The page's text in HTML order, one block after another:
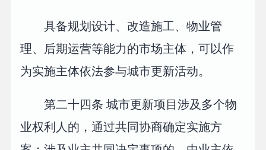
具备规划设计、改造施工、物业管
理、后期运营等能力的市场主体，可以作
为实施主体依法参与城市更新活动。
第二十四条 城市更新项目涉及多个物
业权利人的，通过共同协商确定实施方